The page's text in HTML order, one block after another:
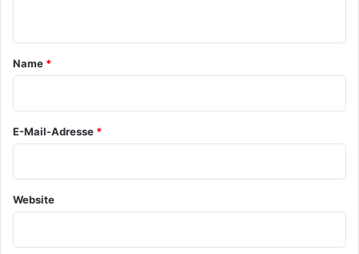
a
*
Name *
E-Mail-Adresse *
Website